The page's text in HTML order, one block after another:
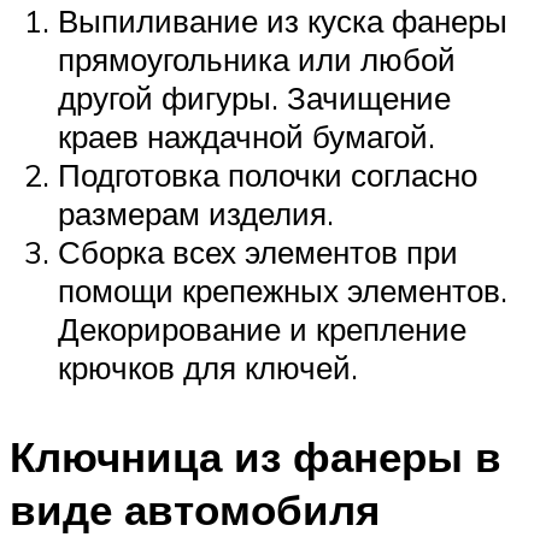
Выпиливание из куска фанеры
прямоугольника или любой
другой фигуры. Зачищение
краев наждачной бумагой.
Подготовка полочки согласно
размерам изделия.
Сборка всех элементов при
помощи крепежных элементов.
Декорирование и крепление
крючков для ключей.
Ключница из фанеры в
виде автомобиля